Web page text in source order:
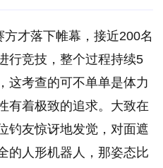
才落下帷幕，接近200名
行竞技，整个过程持续5
，这考查的可不单单是体力
有着极致的追求。大致在
钓友惊讶地发觉，对面遮
的人形机器人，那姿态比